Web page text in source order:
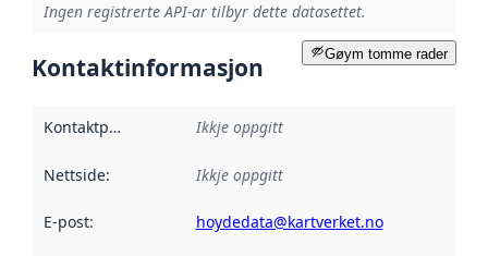
Ingen registrerte API-ar tilbyr dette datasettet.
Gøym tomme rader
Kontaktinformasjon
Kontaktpunkt Ikkje oppgitt
Nettside: Ikkje oppgitt
E-post: hoydedata@kartverket.no